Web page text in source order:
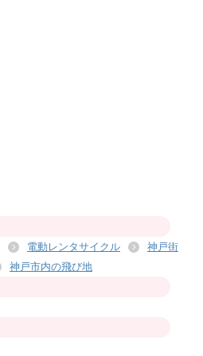
電動レンタサイクル
神戸街
神戸市内の飛び地